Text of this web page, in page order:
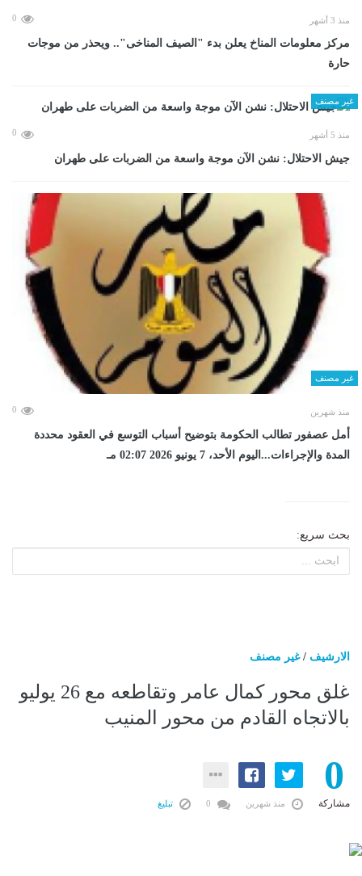
منذ 3 أشهر 0
مركز معلومات المناخ يعلن بدء "الصيف المناخى".. ويحذر من موجات
حارة
غير مصنف
منذ 5 أشهر 0
جيش الاحتلال: نشن الآن موجة واسعة من الضربات على طهران
غير مصنف
منذ شهرين 0
أمل عصفور تطالب الحكومة بتوضيح أسباب التوسع في العقود محددة
المدة والإجراءات...اليوم الأحد، 7 يونيو 2026 02:07 مـ
بحث سريع:
الارشيف /غير مصنف
غلق محور كمال عامر وتقاطعه مع 26 يوليو
بالاتجاه القادم من محور المنيب
0
مشاركة منذ شهرين تبليغ